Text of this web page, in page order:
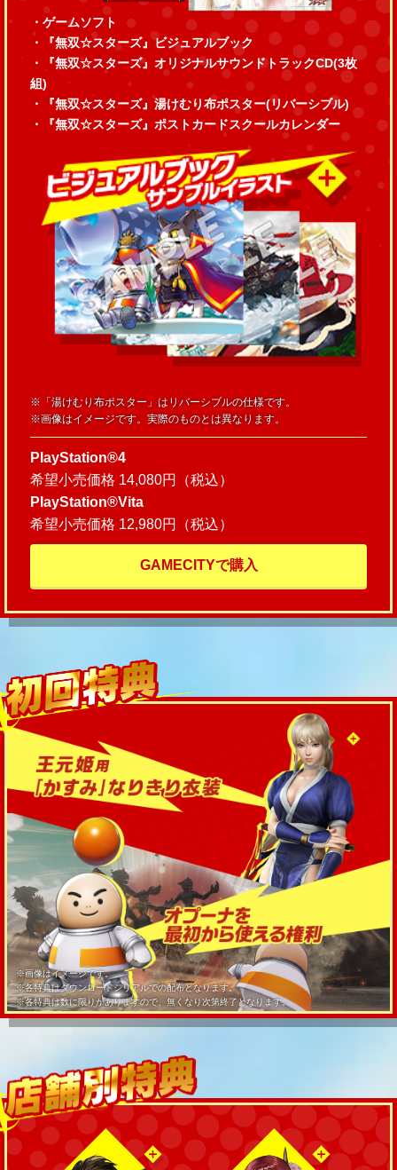
・ゲームソフト
・『無双☆スターズ』ビジュアルブック
・『無双☆スターズ』オリジナルサウンドトラックCD(3枚
組)
・『無双☆スターズ』湯けむり布ポスター(リバーシブル)
・『無双☆スターズ』ポストカードスクールカレンダー
※「湯けむり布ポスター」はリバーシブルの仕様です。
※画像はイメージです。実際のものとは異なります。
PlayStation®4
希望小売価格 14,080円（税込）
PlayStation®Vita
希望小売価格 12,980円（税込）
GAMECITYで購入
※画像はイメージです。
※各特典はダウンロードシリアルでの配布となります。
※各特典は数に限りがありますので、無くなり次第終了となります。